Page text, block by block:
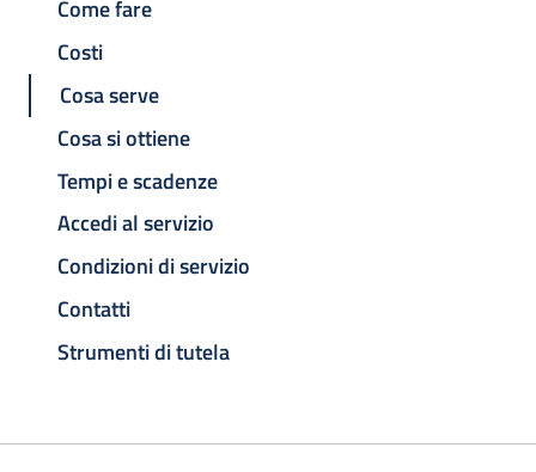
Come fare
Costi
Cosa serve
Cosa si ottiene
Tempi e scadenze
Accedi al servizio
Condizioni di servizio
Contatti
Strumenti di tutela